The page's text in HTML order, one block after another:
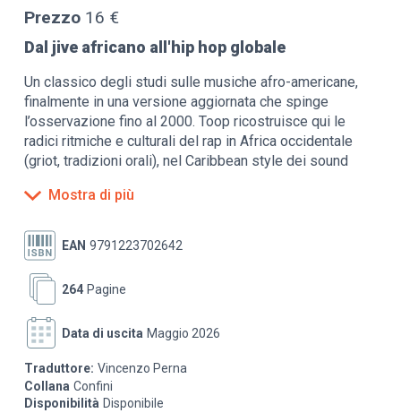
Prezzo 16 €
Dal jive africano all'hip hop globale
Un classico degli studi sulle musiche afro-americane,
finalmente in una versione aggiornata che spinge
l’osservazione fino al 2000. Toop ricostruisce qui le
radici ritmiche e culturali del rap in Africa occidentale
(griot, tradizioni orali), nel Caribbean style dei sound
non nasce dal nulla ma come condensato di pratiche
urbano segnato da povertà, razzismo e marginalità. Si
passa quindi alla New York degli anni ’70 e ’80, al Bronx
delle gang ma anche delle feste di quartiere. Qui Toop
racconta l’innovazione di artisti come DJ Kool Herc,
Grandmaster Flash, Afrika Bambaataa, che reinventano il
giradischi come strumento musicale e creano il
libro è la storia del rap registrato: dalle prime incisioni
indipendenti alle major, dai successi commerciali fino ai
Mostra di più
EAN 9791223702642
Pagine
264
Data di uscita Maggio 2026
Traduttore: Vincenzo Perna
Collana Confini
Disponibilità Disponibile